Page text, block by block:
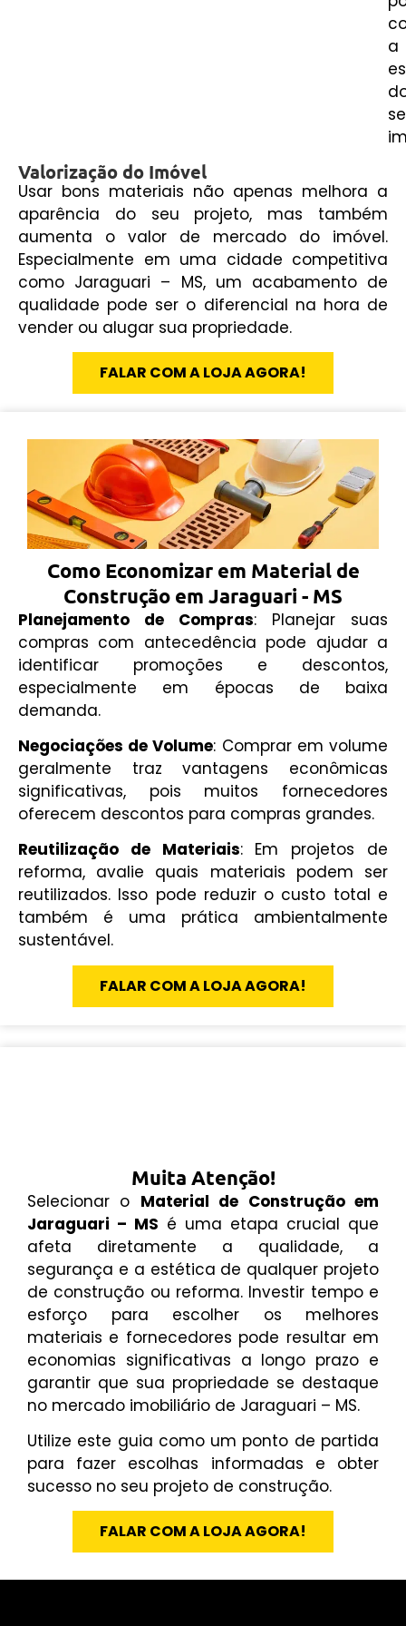
a
Valorização do Imóvel
Usar bons materiais não apenas melhora a
aparência do seu projeto, mas também
aumenta o valor de mercado do imóvel.
Especialmente em uma cidade competitiva
como Jaraguari – MS, um acabamento de
qualidade pode ser o diferencial na hora de
vender ou alugar sua propriedade.
FALAR COM A LOJA AGORA!
Como Economizar em Material de
Construção em Jaraguari - MS
Planejamento de Compras: Planejar suas
compras com antecedência pode ajudar a
identificar promoções e descontos,
especialmente em épocas de baixa
demanda.
Negociações de Volume: Comprar em volume
geralmente traz vantagens econômicas
significativas, pois muitos fornecedores
oferecem descontos para compras grandes.
Reutilização de Materiais: Em projetos de
reforma, avalie quais materiais podem ser
reutilizados. Isso pode reduzir o custo total e
também é uma prática ambientalmente
sustentável.
FALAR COM A LOJA AGORA!
Muita Atenção!
Selecionar o Material de Construção em
Jaraguari – MS é uma etapa crucial que
afeta diretamente a qualidade, a
segurança e a estética de qualquer projeto
de construção ou reforma. Investir tempo e
esforço para escolher os melhores
materiais e fornecedores pode resultar em
economias significativas a longo prazo e
garantir que sua propriedade se destaque
no mercado imobiliário de Jaraguari – MS.
Utilize este guia como um ponto de partida
para fazer escolhas informadas e obter
sucesso no seu projeto de construção.
FALAR COM A LOJA AGORA!